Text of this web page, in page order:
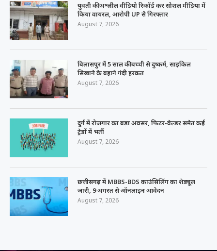
युवती की अश्लील वीडियो रिकॉर्ड कर सोशल मीडिया में
किया वायरल, आरोपी UP से गिरफ्तार
August 7, 2026
बिलासपुर में 5 साल की बच्ची से दुष्कर्म, साइकिल
सिखाने के बहाने गंदी हरकत
August 7, 2026
दुर्ग में रोजगार का बड़ा अवसर, फिटर-वेल्डर समेत कई
ट्रेडों में भर्ती
August 7, 2026
छत्तीसगढ़ में MBBS-BDS काउंसिलिंग का शेड्यूल
जारी, 9 अगस्त से ऑनलाइन आवेदन
August 7, 2026